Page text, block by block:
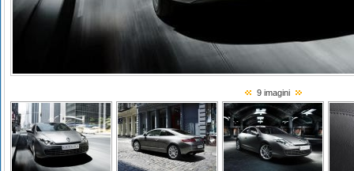
9 imagini